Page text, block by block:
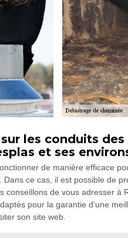
les conduits des
et ses
de manière efficace
ce cas, il est possible de
conseillons de vous adresser à
pour la garantie d'une
son site web.